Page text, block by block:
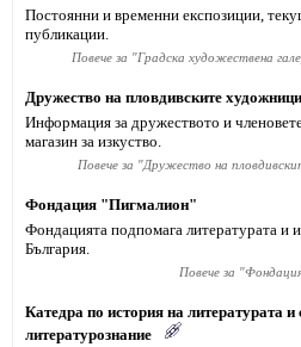
Постоянни и временни експозиции,
публикации.
Повече за "Градска художествена
Дружество на пловдивските художници
Информация за дружеството и
магазин за изкуство.
Повече за "Дружество на
Фондация "Пигмалион"
Фондацията подпомага литературата и
България.
Повече за "
Катедра по история на литературата и
литературознание